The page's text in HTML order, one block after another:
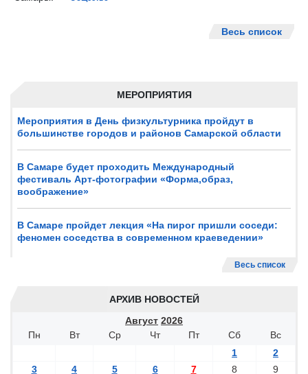
МЕРОПРИЯТИЯ
Мероприятия в День физкультурника пройдут в
большинстве городов и районов Самарской области
В Самаре будет проходить Международный
фестиваль Арт-фотографии «Форма,образ,
воображение»
В Самаре пройдет лекция «На пирог пришли соседи:
феномен соседства в современном краеведении»
Весь список
АРХИВ НОВОСТЕЙ
Август 2026
Пн
Вт Ср Чт Пт Сб
Вс
1
2
3
4 5 6 7 8
9
Весь список